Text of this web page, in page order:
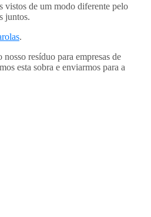
vistos de um modo diferente pelo
juntos.
.
resíduo para empresas de
esta sobra e enviarmos para a